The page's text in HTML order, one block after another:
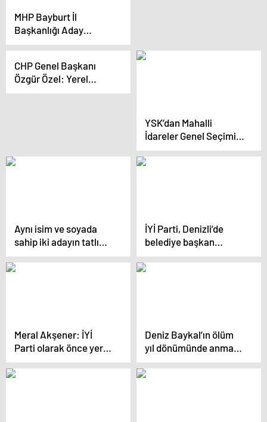
MHP Bayburt İl
Başkanlığı Aday
Tanıtım Toplantısı
CHP Genel Başkanı
Özgür Özel: Yerel
seçimlerde risk ve
YSK’dan Mahalli
İdareler Genel Seçimi
Takvimi
Aynı isim ve soyada
sahip iki adayın tatlı
rekabeti
İYİ Parti, Denizli’de
belediye başkan
adayını
milletvekilinden seçti
Meral Akşener: İYİ
Parti olarak önce yerel
seçimlerde sonra 2028
seçimlerinde bu
Deniz Baykal’ın ölüm
yıl dönümünde anma
töreni düzenlendi